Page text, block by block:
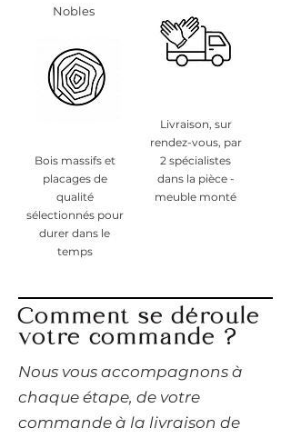
Nobles
Bois massifs et
placages de
qualité
sélectionnés pour
durer dans le
temps
Livraison, sur
rendez-vous, par
2 spécialistes
dans la pièce -
meuble monté
Comment se déroule
votre commande ?
​Nous vous accompagnons à
chaque étape, de votre
commande à la livraison de